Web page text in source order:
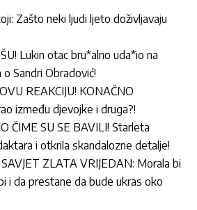
Zašto neki ljudi ljeto doživljavaju
Lukin otac bru*alno uda*io na
Sandri Obradović!
REAKCIJU! KONAČNO
između djevojke i druga?!
ČIME SU SE BAVILI! Starleta
i otkrila skandalozne detalje!
ZLATA VRIJEDAN: Morala bi
i da prestane da bude ukras oko